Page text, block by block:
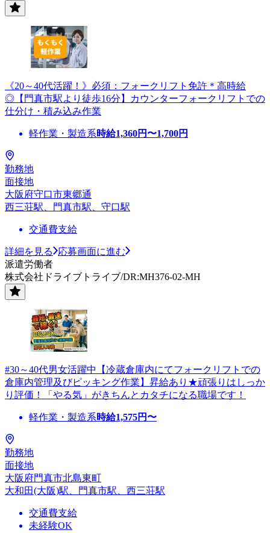
《20～40代活躍！》必須：フォークリフト免許＊高時給
◎【門真市駅より徒歩16分】カウンターフォークリフトでの
仕分け・積み込み作業
軽作業・製造系時給1,360円〜1,700円
勤務地
面接地
大阪府守口市東郷通
西三荘駅、門真市駅、守口駅
交通費支給
詳細を見る
応募画面に進む
派遣労働者
株式会社ドライブトライブ/DR:MH376-02-MH
#30～40代男女活躍中【冷蔵倉庫内にてフォークリフトでの
倉庫内管理及びピッキング作業】昇給あり★頑張りはしっか
り評価！「やる気」がきちんとカタチになる職場です！
軽作業・製造系時給1,575円〜
勤務地
面接地
大阪府門真市北島東町
大和田(大阪)駅、門真市駅、西三荘駅
交通費支給
未経験OK